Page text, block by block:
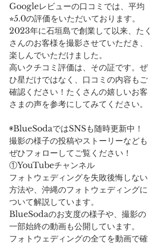
Googleレビューの口コミでは、平均
⭐︎5.0の評価をいただいております。
2023年に石垣島で創業して以来、たく
さんのお客様を撮影させていただき、
楽しんでいただけました。
高いクチコミ評価は、その証です。ぜ
ひ星だけではなく、口コミの内容もご
確認ください！たくさんの嬉しいお客
さまの声を参考にしてみてください。
◉BlueSodaではSNSも随時更新中！
撮影の様子の投稿やストーリーなども
ぜひフォローしてご覧ください！
①YouTubeチャンネル
フォトウェディングを失敗後悔しない
方法や、沖縄のフォトウェディングに
ついて解説しています。
BlueSodaのお支度の様子や、撮影の
一部始終の動画も公開しています。
フォトウェディングの全てを動画で確